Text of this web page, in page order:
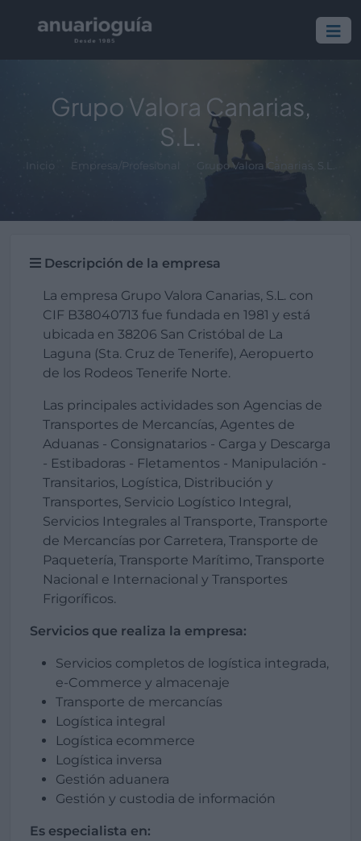
Grupo Valora Canarias,
S.L.
Inicio Empresa/Profesional Grupo Valora Canarias, S.L.
Descripción de la empresa
La empresa Grupo Valora Canarias, S.L. con
CIF B38040713 fue fundada en 1981 y está
ubicada en 38206 San Cristóbal de La
Laguna (Sta. Cruz de Tenerife), Aeropuerto
de los Rodeos Tenerife Norte.
Las principales actividades son Agencias de
Transportes de Mercancías, Agentes de
Aduanas - Consignatarios - Carga y Descarga
- Estibadoras - Fletamentos - Manipulación -
Transitarios, Logística, Distribución y
Transportes, Servicio Logístico Integral,
Servicios Integrales al Transporte, Transporte
de Mercancías por Carretera, Transporte de
Paquetería, Transporte Marítimo, Transporte
Nacional e Internacional y Transportes
Frigoríficos.
Servicios que realiza la empresa:
Servicios completos de logística integrada,
e-Commerce y almacenaje
Transporte de mercancías
Logística integral
Logística ecommerce
Logística inversa
Gestión aduanera
Gestión y custodia de información
Es especialista en: